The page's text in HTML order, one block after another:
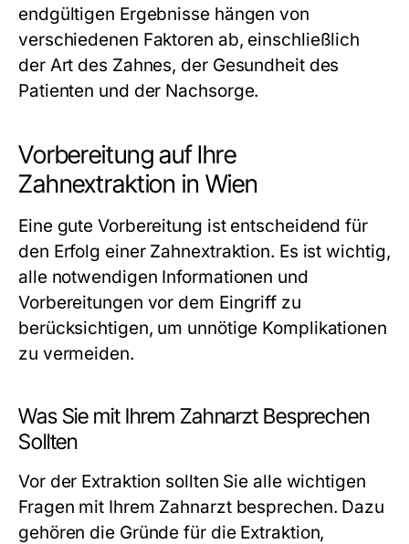
endgültigen Ergebnisse hängen von
verschiedenen Faktoren ab, einschließlich
der Art des Zahnes, der Gesundheit des
Patienten und der Nachsorge.
Vorbereitung auf Ihre
Zahnextraktion in Wien
Eine gute Vorbereitung ist entscheidend für
den Erfolg einer Zahnextraktion. Es ist wichtig,
alle notwendigen Informationen und
Vorbereitungen vor dem Eingriff zu
berücksichtigen, um unnötige Komplikationen
zu vermeiden.
Was Sie mit Ihrem Zahnarzt Besprechen
Sollten
Vor der Extraktion sollten Sie alle wichtigen
Fragen mit Ihrem Zahnarzt besprechen. Dazu
gehören die Gründe für die Extraktion,